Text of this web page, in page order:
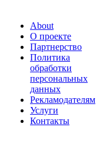
About
О проекте
Партнерство
Политика
обработки
персональных
данных
Рекламодателям
Услуги
Контакты